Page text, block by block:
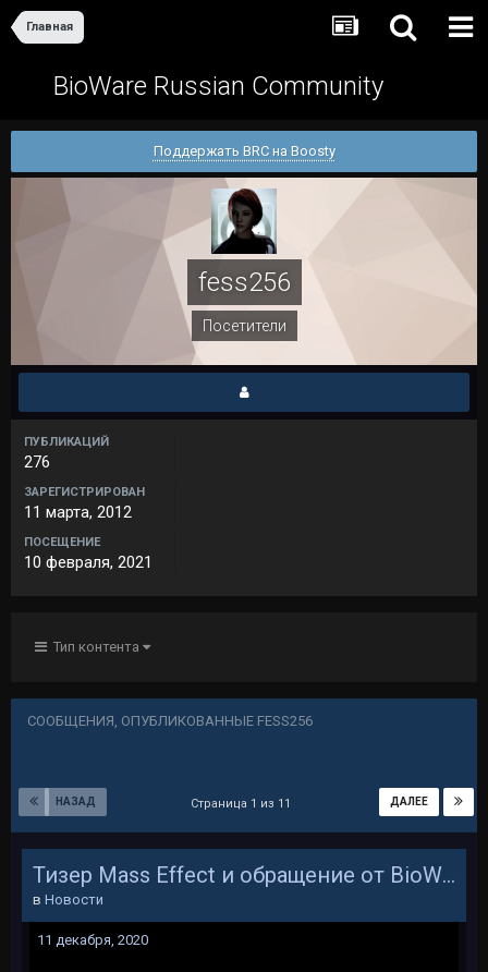
Главная
BioWare Russian Community
Поддержать BRC на Boosty
fess256
Посетители
ПУБЛИКАЦИЙ
276
ЗАРЕГИСТРИРОВАН
11 марта, 2012
ПОСЕЩЕНИЕ
10 февраля, 2021
Тип контента
СООБЩЕНИЯ, ОПУБЛИКОВАННЫЕ FESS256
НАЗАД ДАЛЕЕ
Страница 1 из 11
Тизер Mass Effect и обращение от BioWare
в Новости
11 декабря, 2020